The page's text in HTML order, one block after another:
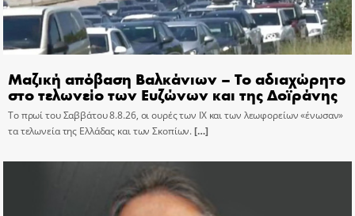
Μαζική απόβαση Βαλκάνιων – Το αδιαχώρητο
στο τελωνείο των Ευζώνων και της Δοϊράνης
Το πρωί του Σαββάτου 8.8.26, οι ουρές των ΙΧ και των λεωφορείων «ένωσαν»
τα τελωνεία της Ελλάδας και των Σκοπίων.[…]